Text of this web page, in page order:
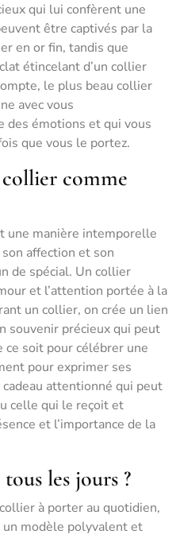
qui lui confèrent une
être captivés par la
en or fin, tandis que
étincelant d’un collier
le plus beau collier
avec vous
des émotions et qui vous
que vous le portez.
comme
une manière intemporelle
affection et son
de spécial. Un collier
et l’attention portée à la
un collier, on crée un lien
souvenir précieux qui peut
soit pour célébrer une
pour exprimer ses
attentionné qui peut
celle qui le reçoit et
et l’importance de la
les jours ?
à porter au quotidien,
modèle polyvalent et